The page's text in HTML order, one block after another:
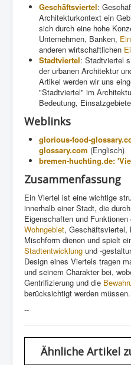
Geschäftsviertel:
Architekturkontext ein
sich durch eine hohe
Unternehmen, Banken,
anderen wirtschaftlichen
Stadtviertel: Stadtviertel
der urbanen Architektur
Artikel werden wir uns
"Stadtviertel" im
Bedeutung,
Weblinks
glorious-food-
glossary.com (Englisch)
bremen-huchting.de:
Zusammenfassung
Ein Viertel ist eine wichtige
innerhalb einer Stadt, die
Eigenschaften und
Wohngebiet, Geschäftsviertel,
Mischform dienen und spielt
Stadtentwicklung und -
Design eines Viertels tragen
und seinem Charakter bei,
Gentrifizierung und die
berücksichtigt werden müssen.
--
Ähnliche Artikel